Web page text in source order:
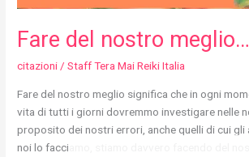
Fare del nostro meglio…
citazioni /Staff Tera Mai Reiki Italia
Fare del nostro meglio significa che in ogni
vita di tutti i giorni dovremmo investigare nelle
proposito dei nostri errori, anche quelli di cui gli
noi lo facciamo, stiamo davvero facendo del